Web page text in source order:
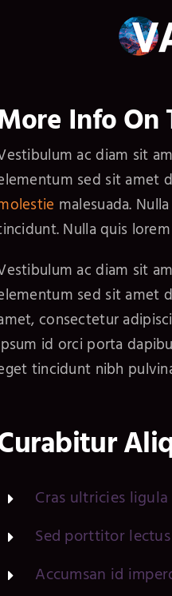
Info On
ac diam sit
sed sit amet
malesuada.
Nulla quis
ac diam sit
sed sit amet
consectetur
id orci porta
tincidunt nibh
Cras ultricies ligula
Sed porttitor
Accumsan id